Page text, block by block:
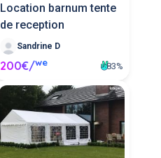
Location barnum tente
de reception
Sandrine D
200€/we 83%